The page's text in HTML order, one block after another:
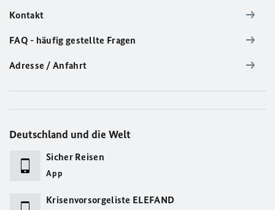
Kontakt
FAQ - häufig gestellte Fragen
Adresse / Anfahrt
Deutschland und die Welt
Sicher Reisen
App
Krisenvorsorgeliste ELEFAND